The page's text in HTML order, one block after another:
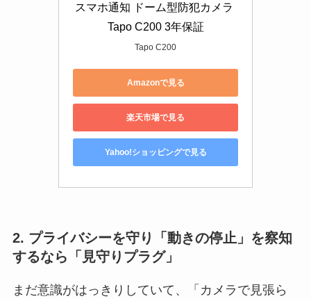
スマホ通知 ドーム型防犯カメラ
Tapo C200 3年保証
Tapo C200
Amazonで見る
楽天市場で見る
Yahoo!ショッピングで見る
2. プライバシーを守り「動きの停止」を察知
するなら「見守りプラグ」
まだ意識がはっきりしていて、「カメラで見張ら